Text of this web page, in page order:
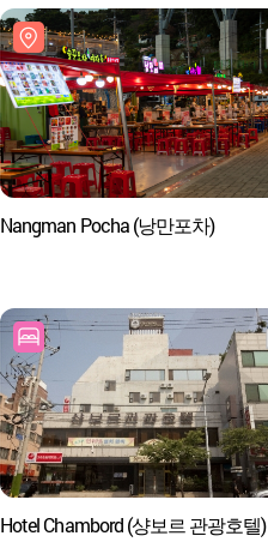
Nangman Pocha (낭만포차)
Hotel Chambord (샹보르 관광호텔)